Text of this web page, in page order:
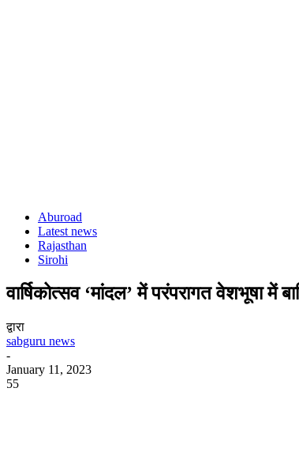
Aburoad
Latest news
Rajasthan
Sirohi
वार्षिकोत्सव ‘मांदल’ में परंपरागत वेशभूषा में
द्वारा
sabguru news
-
January 11, 2023
55